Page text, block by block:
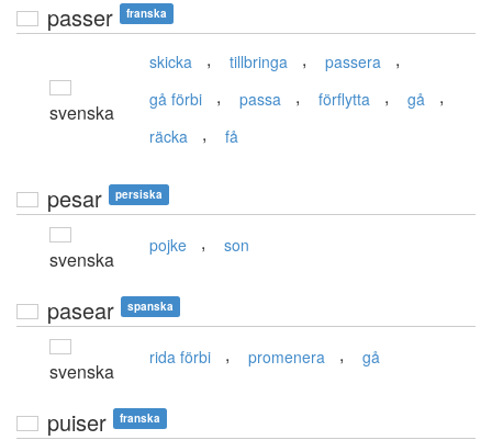
passer franska
svenska
skicka , tillbringa , passera ,
gå förbi , passa , förflytta , gå ,
räcka , få
pesar persiska
svenska
pojke , son
pasear spanska
svenska
rida förbi , promenera , gå
puiser franska